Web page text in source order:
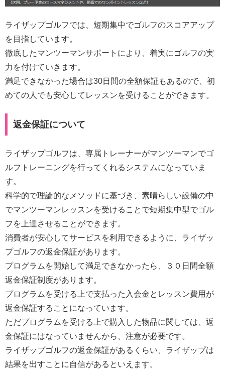
ライザップゴルフでは、短期集中でゴルフのスコアアップ
を目指しています。
徹底したマンツーマンサポートにより、着実にゴルフの実
力を付けていきます。
満足できなかった場合は30日間の全額保証もあるので、初
めての人でも安心してレッスンを受けることができます。
返金保証について
ライザップゴルフは、専属トレーナーがマンツーマンでゴ
ルフトレーニングを行ってくれるシステムになっていま
す。
科学的で理論的なメソッドに基づき、素晴らしい設備の中
でマンツーマンレッスンを受けることで短期集中型でゴル
フを上達させることができます。
消費者が安心してサービスを利用できるように、ライザッ
プゴルフの返金保証があります。
プログラムを開始して満足できなかったら、３０日間全額
返金保証制度があります。
プログラムを受ける上で支払った入会金とレッスン費用が
返金保証することになっています。
ただプログラムを受ける上で購入した物品に関しては、返
金保証にはなっていませんから、注意が必要です。
ライザップゴルフの返金保証があるくらい、ライザップは
結果を出すことに自信があるといえます。